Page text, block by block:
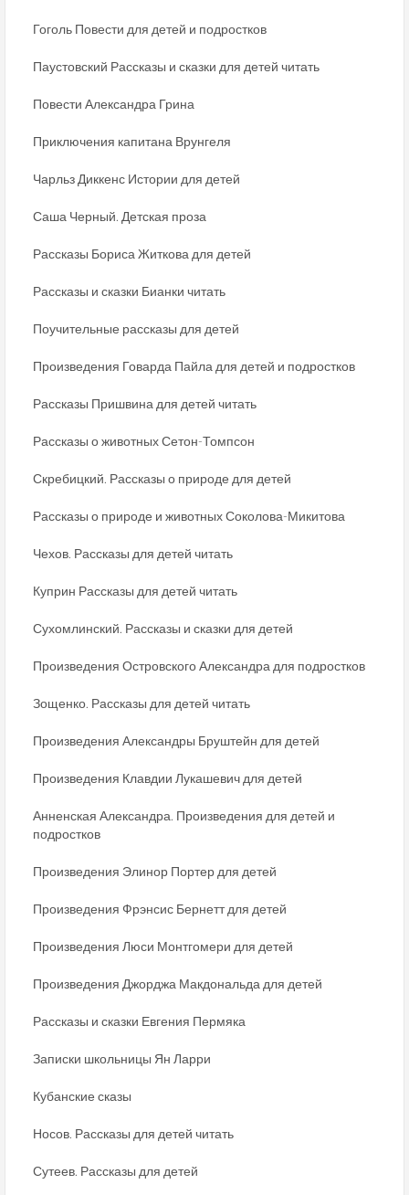
Гоголь Повести для детей и подростков
Паустовский Рассказы и сказки для детей читать
Повести Александра Грина
Приключения капитана Врунгеля
Чарльз Диккенс Истории для детей
Саша Черный. Детская проза
Рассказы Бориса Житкова для детей
Рассказы и сказки Бианки читать
Поучительные рассказы для детей
Произведения Говарда Пайла для детей и подростков
Рассказы Пришвина для детей читать
Рассказы о животных Сетон-Томпсон
Скребицкий. Рассказы о природе для детей
Рассказы о природе и животных Соколова-Микитова
Чехов. Рассказы для детей читать
Куприн Рассказы для детей читать
Сухомлинский. Рассказы и сказки для детей
Произведения Островского Александра для подростков
Зощенко. Рассказы для детей читать
Произведения Александры Бруштейн для детей
Произведения Клавдии Лукашевич для детей
Анненская Александра. Произведения для детей и
подростков
Произведения Элинор Портер для детей
Произведения Фрэнсис Бернетт для детей
Произведения Люси Монтгомери для детей
Произведения Джорджа Макдональда для детей
Рассказы и сказки Евгения Пермяка
Записки школьницы Ян Ларри
Кубанские сказы
Носов. Рассказы для детей читать
Сутеев. Рассказы для детей